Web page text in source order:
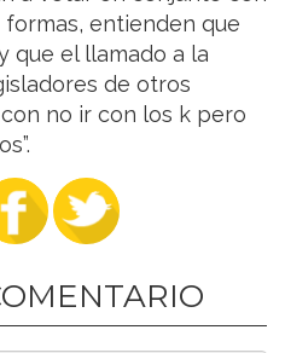
entienden que
que el llamado a la
de otros
no ir con los k pero